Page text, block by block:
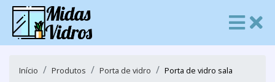
Início Produtos Porta de vidro Porta de vidro sala